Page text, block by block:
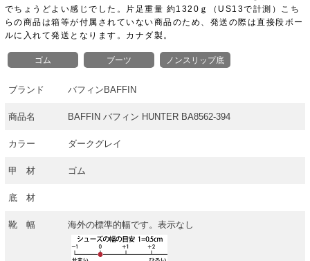
でちょうどよい感じでした。片足重量 約1320ｇ（US13で計測）こち
らの商品は箱等が付属されていない商品のため、発送の際は直接段ボー
ルに入れて発送となります。カナダ製。
ゴム ブーツ ノンスリップ底
ブランド バフィンBAFFIN
商品名 BAFFIN バフィン HUNTER BA8562-394
カラー ダークグレイ
甲 材 ゴム
底 材
靴 幅 海外の標準的幅です。表示なし